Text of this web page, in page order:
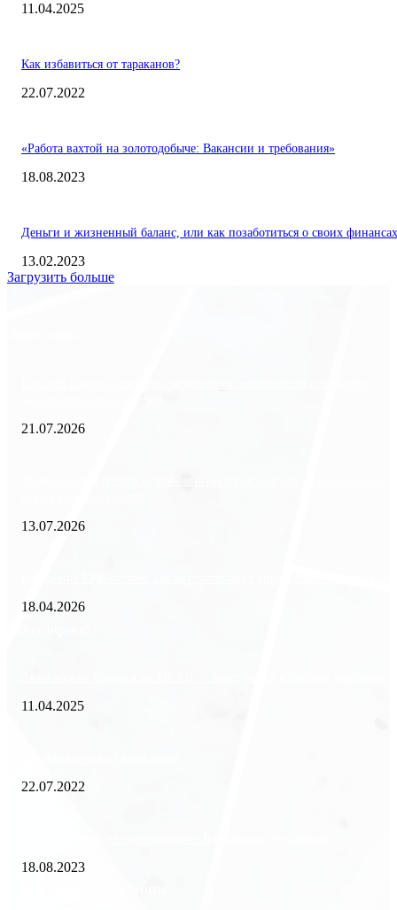
11.04.2025
Как избавиться от тараканов?
22.07.2022
«Работа вахтой на золотодобыче: Вакансии и требования»
18.08.2023
Деньги и жизненный баланс, или как позаботиться о своих финансах
13.02.2023
Загрузить больше
21.07.2026
13.07.2026
18.04.2026
11.04.2025
22.07.2022
18.08.2023